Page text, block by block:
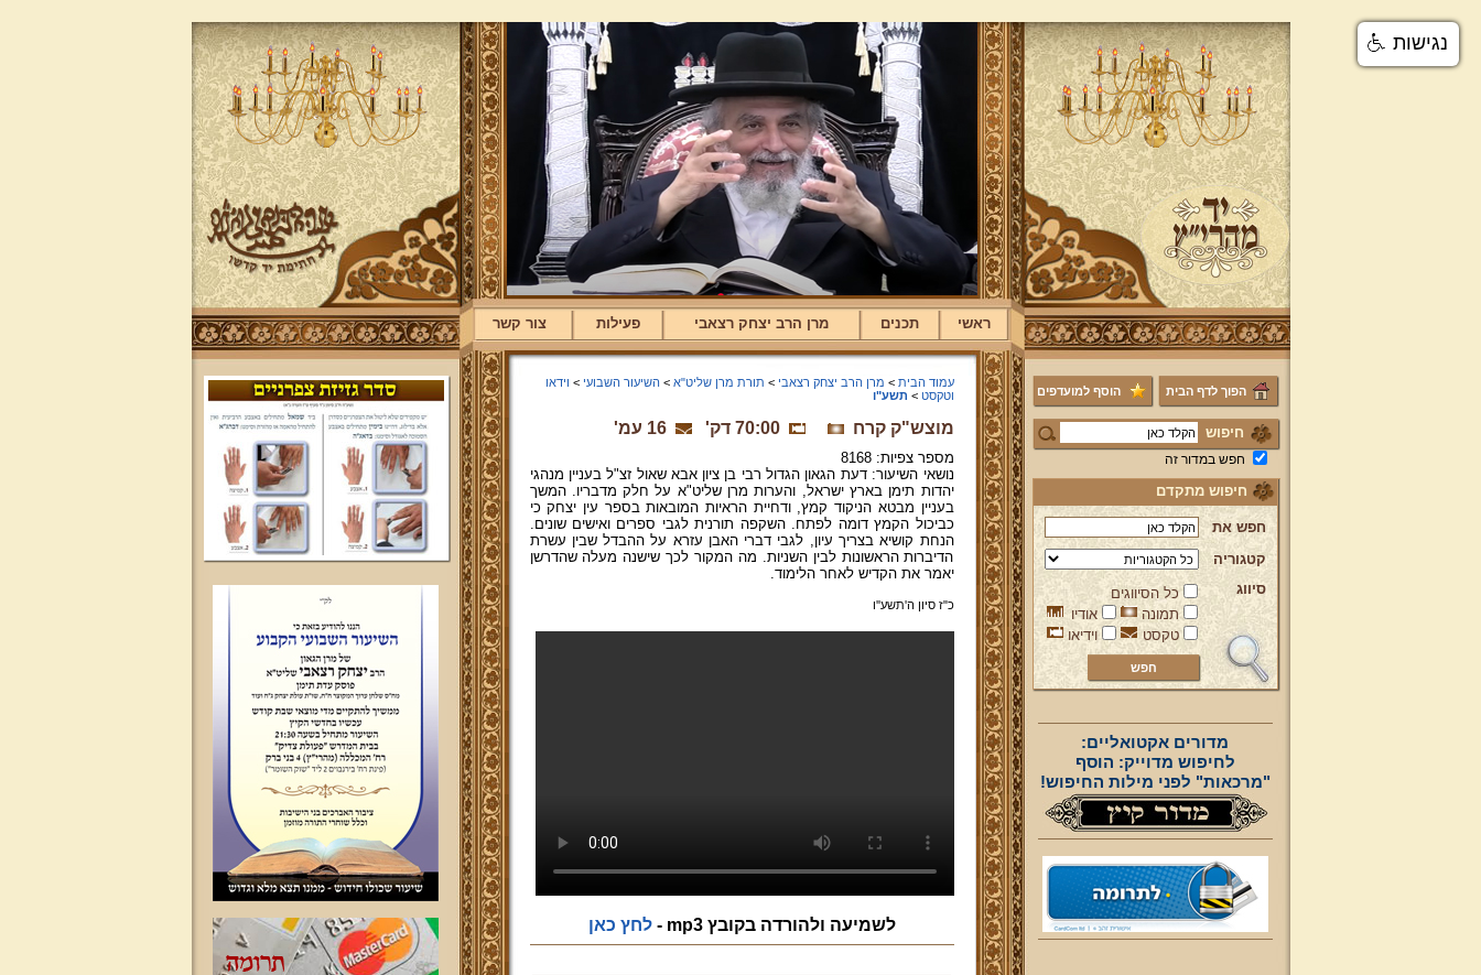
ראשי תכנים מרן הרב יצחק רצאבי פעילות צור קשר
הפוך לדף הבית הוסף למועדפים
חיפוש
חפש במדור זה
חיפוש מתקדם
חפש את
קטגוריה
סיווג
כל הסיווגים
תמונה
אודיו
טקסט
וידיאו
מדורים אקטואליים:
לחיפוש מדוייק: הוסף
"מרכאות" לפני מילות החיפוש!
עמוד הבית > מרן הרב יצחק רצאבי > תורת מרן שליט"א > השיעור השבועי > וידאו
וטקסט > תשע"ו
מוצש"ק קרח 70:00 דק' 16 עמ'
מספר צפיות: 8168
נושאי השיעור: דעת הגאון הגדול רבי בן ציון אבא שאול זצ"ל בעניין מנהגי
יהדות תימן בארץ ישראל, והערות מרן שליט"א על חלק מדבריו. המשך
בעניין מבטא הניקוד קמץ, ודחיית הראיות המובאות בספר עין יצחק כי
כביכול הקמץ דומה לפתח. השקפה תורנית לגבי ספרים ואישים שונים.
הנחת קושיא בצריך עיון, לגבי דברי האבן עזרא על ההבדל שבין עשרת
הדיברות הראשונות לבין השניות. מה המקור לכך שישנה מעלה שהדרשן
יאמר את הקדיש לאחר הלימוד.
כ"ז סיון ה'תשע''ו
לשמיעה ולהורדה בקובץ mp3 - לחץ כאן
נגישות